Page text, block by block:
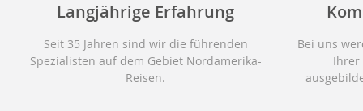
Langjährige Erfahrung
Seit 35 Jahren sind wir die führenden
Spezialisten auf dem Gebiet Nordamerika-
Reisen.
Bei uns
Ihrer